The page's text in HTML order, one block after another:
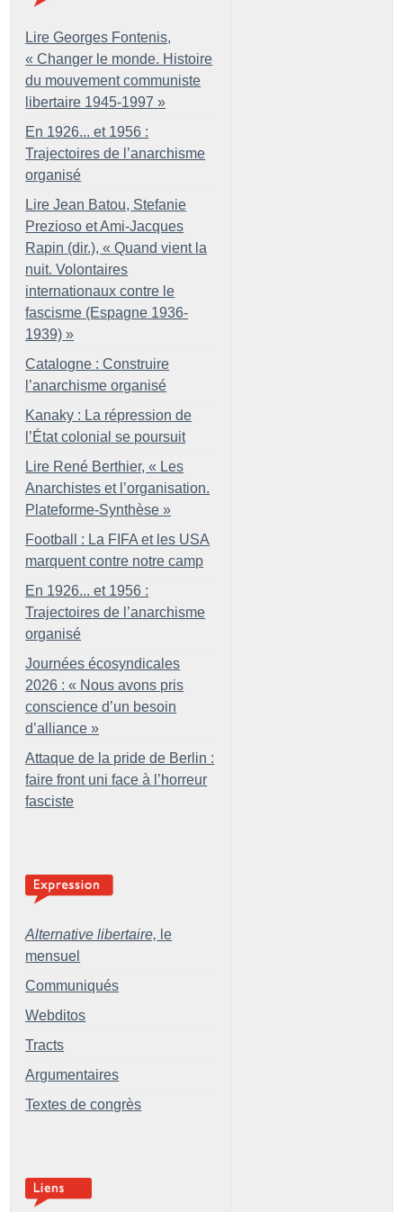
Lire Georges Fontenis,
« Changer le monde. Histoire
du mouvement communiste
libertaire 1945-1997 »
En 1926... et 1956 :
Trajectoires de l’anarchisme
organisé
Lire Jean Batou, Stefanie
Prezioso et Ami-Jacques
Rapin (dir.), « Quand vient la
nuit. Volontaires
internationaux contre le
fascisme (Espagne 1936-
1939) »
Catalogne : Construire
l’anarchisme organisé
Kanaky : La répression de
l’État colonial se poursuit
Lire René Berthier, « Les
Anarchistes et l’organisation.
Plateforme-Synthèse »
Football : La FIFA et les USA
marquent contre notre camp
En 1926... et 1956 :
Trajectoires de l’anarchisme
organisé
Journées écosyndicales
2026 : « Nous avons pris
conscience d’un besoin
d’alliance »
Attaque de la pride de Berlin :
faire front uni face à l’horreur
fasciste
Alternative libertaire, le
mensuel
Communiqués
Webditos
Tracts
Argumentaires
Textes de congrès